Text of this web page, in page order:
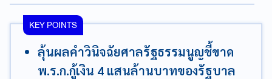
KEY POINTS
ลุ้นผลคำวินิจฉัยศาลรัฐธรรมนูญชี้ขาด
พ.ร.ก.กู้เงิน 4 แสนล้านบาทของรัฐบาล